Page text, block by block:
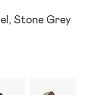
Stone Grey